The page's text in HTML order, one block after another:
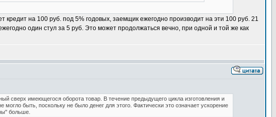
на 100 руб. под 5% годовых, заемщик ежегодно производит на эти 100 руб. 21
один стул за 5 руб. Это может продолжаться вечно, при одной и той же как
сверх имеющегося оборота товар. В течение предыдущего цикла изготовления и
быть, поскольку не было денег для этого. Фактически это означает ускорение
больше.